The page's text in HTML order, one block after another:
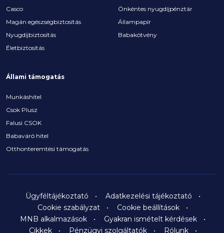
Casco
Magán egészségbiztosítás
Nyugdíjbiztosítás
Életbiztosítás
Önkéntes nyugdíjpénztár
Állampapír
Babakötvény
Állami támogatás
Munkáshitel
Csok Plusz
Falusi CSOK
Babaváró hitel
Otthonteremtési támogatás
Ügyféltájékoztató
Adatkezelési tájékoztató
Cookie szabályzat
Cookie beállítások
MNB alkalmazások
Gyakran ismételt kérdések
Cikkek
Pénzügyi szolgáltatók Rólunk